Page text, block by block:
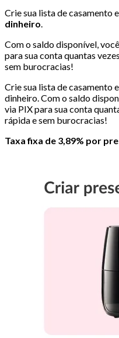
Crie sua lista de casamento e
dinheiro
Com o saldo disponível,
para sua conta quantas
sem burocracias!
Crie sua lista de casamento
dinheiro. Com o saldo
via PIX para sua conta
rápida e sem burocracias!
Taxa fixa de 3,89% por